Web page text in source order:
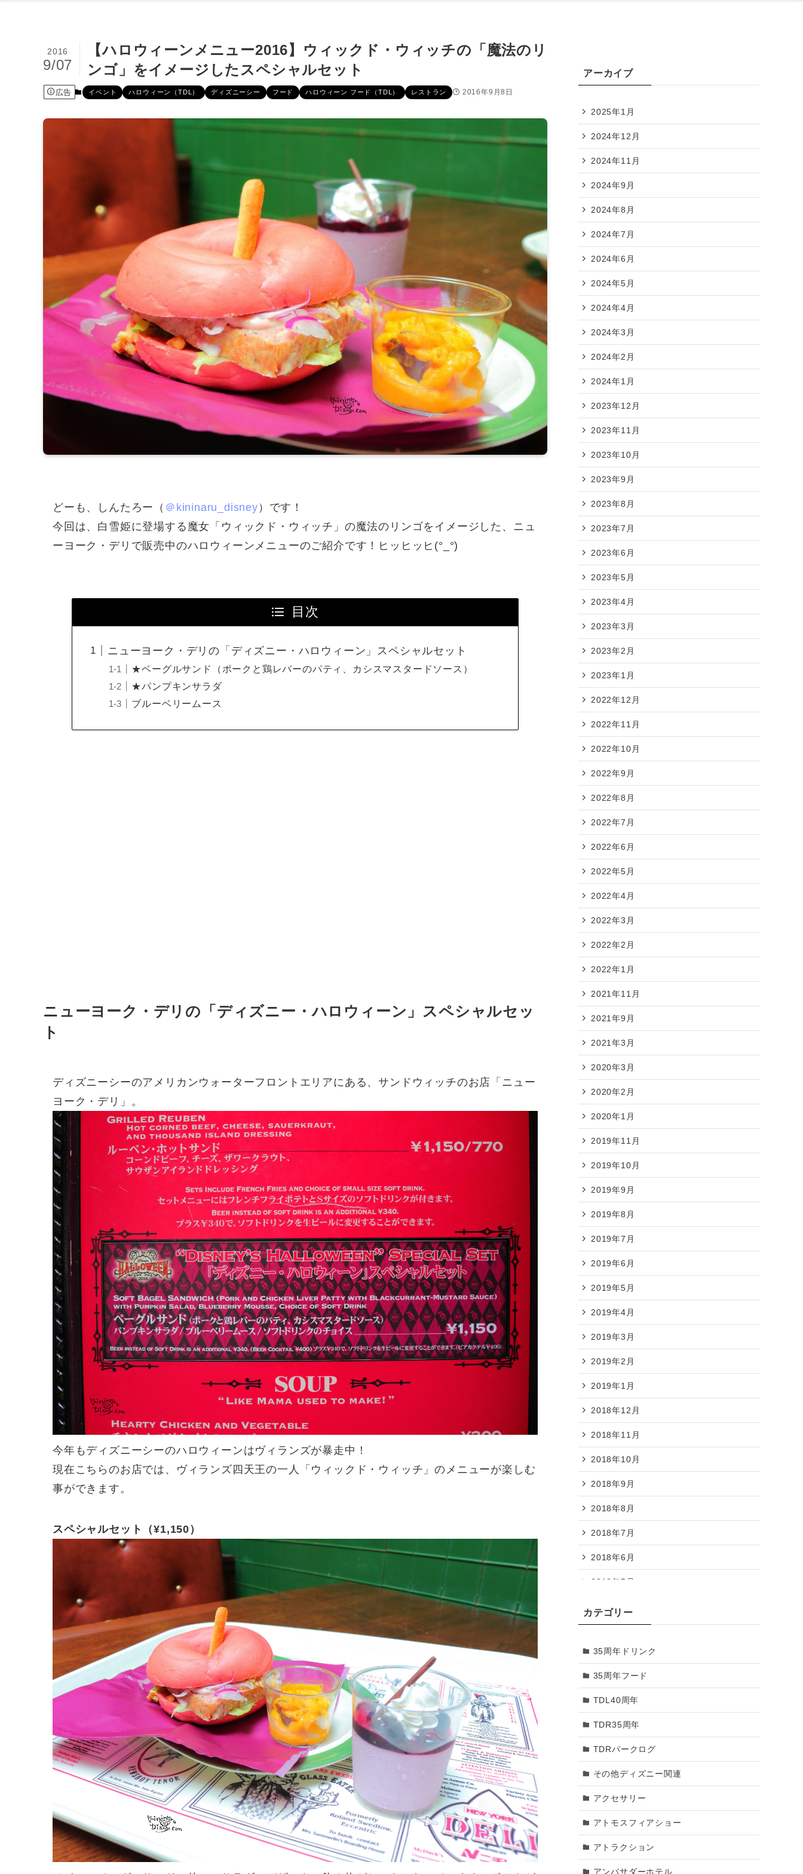
【ハロウィーンメニュー2016】ウィックド・ウィッチの「魔法のリ
ンゴ」をイメージしたスペシャルセット
2016
9/07
広告 イベント ハロウィーン（TDL） ディズニーシー フード ハロウィーン フード（TDL） レストラン 2016年9月8日
どーも、しんたろー（ ＠kininaru_disney ）です！
今回は、白雪姫に登場する魔女「ウィックド・ウィッチ」の魔法のリンゴをイメージした、ニュ
ーヨーク・デリで販売中のハロウィーンメニューのご紹介です！ヒッヒッヒ(°_°)
目次
ニューヨーク・デリの「ディズニー・ハロウィーン」スペシャルセット
★ベーグルサンド（ポークと鶏レバーのパティ、カシスマスタードソース）
★パンプキンサラダ
ブルーベリームース
ニューヨーク・デリの「ディズニー・ハロウィーン」スペシャルセッ
ト
ディズニーシーのアメリカンウォーターフロントエリアにある、サンドウィッチのお店「ニュー
ヨーク・デリ」。
今年もディズニーシーのハロウィーンはヴィランズが暴走中！
現在こちらのお店では、ヴィランズ四天王の一人「ウィックド・ウィッチ」のメニューが楽しむ
事ができます。
スペシャルセット（¥1,150）
アーカイブ
2025年1月
2024年12月
2024年11月
2024年9月
2024年8月
2024年7月
2024年6月
2024年5月
2024年4月
2024年3月
2024年2月
2024年1月
2023年12月
2023年11月
2023年10月
2023年9月
2023年8月
2023年7月
2023年6月
2023年5月
2023年4月
2023年3月
2023年2月
2023年1月
2022年12月
2022年11月
2022年10月
2022年9月
2022年8月
2022年7月
2022年6月
2022年5月
2022年4月
2022年3月
2022年2月
2022年1月
2021年11月
2021年9月
2021年3月
2020年3月
2020年2月
2020年1月
2019年11月
2019年10月
2019年9月
2019年8月
2019年7月
2019年6月
2019年5月
2019年4月
2019年3月
2019年2月
2019年1月
2018年12月
2018年11月
2018年10月
2018年9月
2018年8月
2018年7月
2018年6月
2018年5月
2018年4月
2018年2月
2018年1月
2017年12月
2017年11月
2017年10月
2017年9月
2017年8月
2017年7月
2017年6月
カテゴリー
35周年ドリンク
35周年フード
TDL40周年
TDR35周年
TDRパークログ
その他ディズニー関連
アクセサリー
アトモスフィアショー
アトラクション
アンバサダーホテル